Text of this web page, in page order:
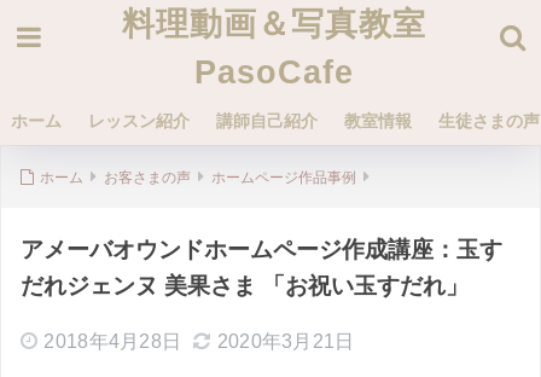
料理動画＆写真教室
PasoCafe
ホーム レッスン紹介 講師自己紹介 教室情報 生徒さまの
ホーム お客さまの声 ホームページ作品事例
アメーバオウンドホームページ作成講座：玉す
だれジェンヌ 美果さま 「お祝い玉すだれ」
2018年4月28日 2020年3月21日